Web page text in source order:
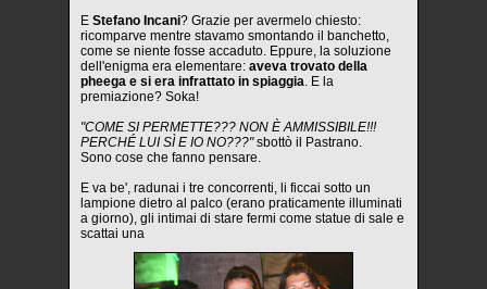
E Stefano Incani? Grazie per avermelo chiesto:
ricomparve mentre stavamo smontando il banchetto,
come se niente fosse accaduto. Eppure, la soluzione
dell'enigma era elementare: aveva trovato della
pheega e si era infrattato in spiaggia. E la
premiazione? Soka!
"COME SI PERMETTE??? NON È AMMISSIBILE!!!
PERCHÉ LUI SÌ E IO NO???"sbottò il Pastrano.
Sono cose che fanno pensare.
E va be', radunai i tre concorrenti, li ficcai sotto un
lampione dietro al palco (erano praticamente illuminati
a giorno), gli intimai di stare fermi come statue di sale e
scattai una